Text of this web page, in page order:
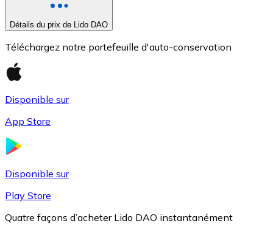
Détails du prix de Lido DAO
Téléchargez notre portefeuille d'auto-conservation
Disponible sur
App Store
Disponible sur
Play Store
Quatre façons d’acheter Lido DAO instantanément